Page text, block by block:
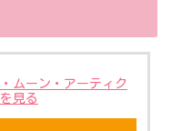
ムーン・アーティク
見る